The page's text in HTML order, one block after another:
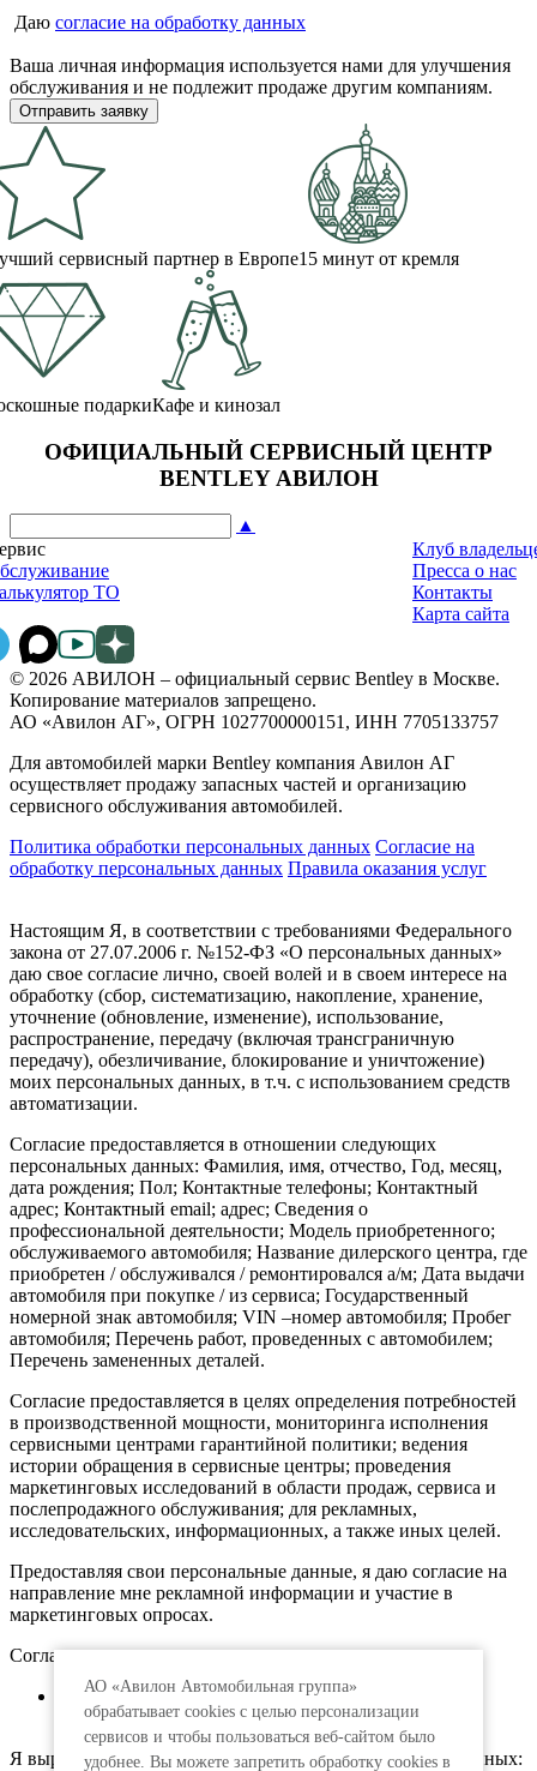
АО «Авилон Автомобильная группа»
обрабатывает cookies с целью персонализации
сервисов и чтобы пользоваться веб-сайтом было
удобнее. Вы можете запретить обработку сookies в
Даю согласие на обработку данных
Ваша личная информация используется нами для улучшения
обслуживания и не подлежит продаже другим компаниям.
сервисный партнер в Европе15 минут от кремля
подаркиКафе и кинозал
ОФИЦИАЛЬНЫЙ СЕРВИСНЫЙ ЦЕНТР
BENTLEY АВИЛОН
▲
ТО
Клуб
Пресса о нас
Контакты
Карта сайта
© 2026 АВИЛОН – официальный сервис Bentley в Москве.
Копирование материалов запрещено.
АО «Авилон АГ», ОГРН 1027700000151, ИНН 7705133757
Для автомобилей марки Bentley компания Авилон АГ
осуществляет продажу запасных частей и организацию
сервисного обслуживания автомобилей.
Политика обработки персональных данных Соглаcие на
обработку персональных данных Правила оказания услуг
Настоящим Я, в соответствии с требованиями Федерального
закона от 27.07.2006 г. №152-ФЗ «О персональных данных»
даю свое согласие лично, своей волей и в своем интересе на
обработку (сбор, систематизацию, накопление, хранение,
уточнение (обновление, изменение), использование,
распространение, передачу (включая трансграничную
передачу), обезличивание, блокирование и уничтожение)
моих персональных данных, в т.ч. с использованием средств
автоматизации.
Согласие предоставляется в отношении следующих
персональных данных: Фамилия, имя, отчество, Год, месяц,
дата рождения; Пол; Контактные телефоны; Контактный
адрес; Контактный email; адрес; Сведения о
профессиональной деятельности; Модель приобретенного;
обслуживаемого автомобиля; Название дилерского центра, где
приобретен / обслуживался / ремонтировался а/м; Дата выдачи
автомобиля при покупке / из сервиса; Государственный
номерной знак автомобиля; VIN –номер автомобиля; Пробег
автомобиля; Перечень работ, проведенных с автомобилем;
Перечень замененных деталей.
Согласие предоставляется в целях определения потребностей
в производственной мощности, мониторинга исполнения
сервисными центрами гарантийной политики; ведения
истории обращения в сервисные центры; проведения
маркетинговых исследований в области продаж, сервиса и
послепродажного обслуживания; для рекламных,
исследовательских, информационных, а также иных целей.
Предоставляя свои персональные данные, я даю согласие на
направление мне рекламной информации и участие в
маркетинговых опросах.
Согласие предоставляется:
АО «Авилон АГ», адрес: 109316, г. Москва,
Волгоградский пр., д.43, корп.3
Я выражаю согласие на передачу моих персональных данных: